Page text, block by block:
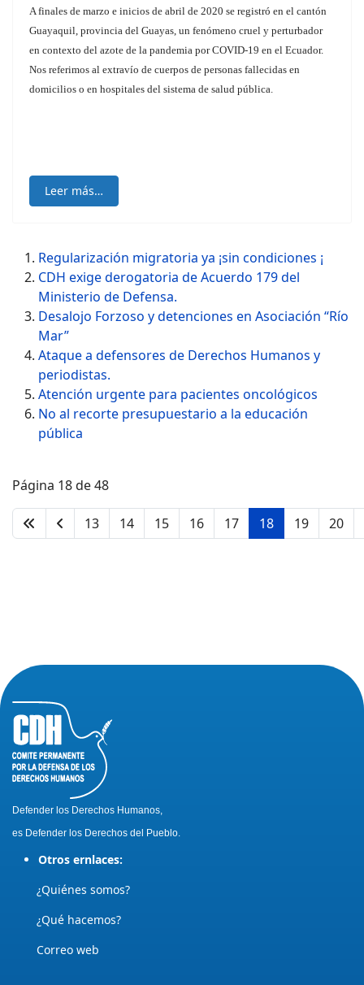
A finales de marzo e inicios de abril de 2020 se registró en el cantón
Guayaquil, provincia del Guayas, un fenómeno cruel y perturbador
en contexto del azote de la pandemia por COVID-19 en el Ecuador.
Nos referimos al extravío de cuerpos de personas fallecidas en
domicilios o en hospitales del sistema de salud pública.
Leer más…
Regularización migratoria ya ¡sin condiciones ¡
CDH exige derogatoria de Acuerdo 179 del
Ministerio de Defensa.
Desalojo Forzoso y detenciones en Asociación “Río
Mar”
Ataque a defensores de Derechos Humanos y
periodistas.
Atención urgente para pacientes oncológicos
No al recorte presupuestario a la educación
pública
Página 18 de 48
13 14 15 16 17 18 19 20
Defender los Derechos Humanos,
es Defender los Derechos del Pueblo.
Otros ernlaces:
¿Quiénes somos?
¿Qué hacemos?
Correo web